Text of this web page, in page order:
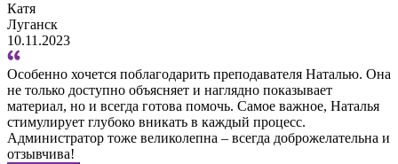
Катя
Луганск
10.11.2023
Особенно хочется поблагодарить преподавателя Наталью. Она
не только доступно объясняет и наглядно показывает
материал, но и всегда готова помочь. Самое важное, Наталья
стимулирует глубоко вникать в каждый процесс.
Администратор тоже великолепна – всегда доброжелательна и
отзывчива!